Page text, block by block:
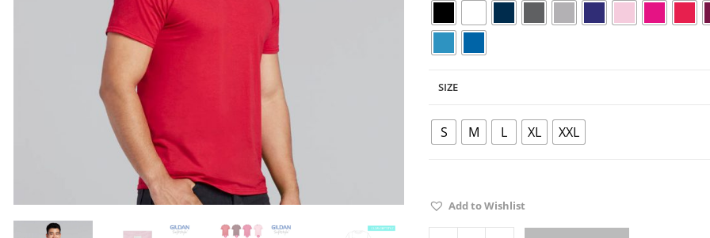
SIZE
S M L XL XXL
Add to Wishlist